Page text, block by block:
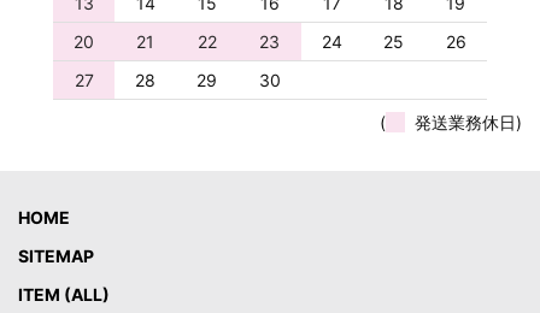
20
21 22 23 24 25
26
27
28 29 30
( 発送業務休日)
HOME
SITEMAP
ITEM (ALL)